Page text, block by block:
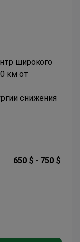
широкого
км от
снижения
и
на
В
зарубежных
650 $ - 750 $